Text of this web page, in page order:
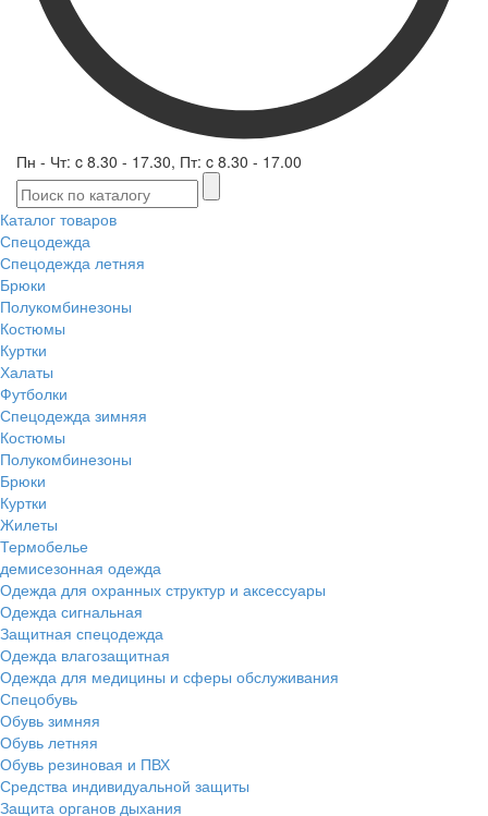
Пн - Чт: c 8.30 - 17.30, Пт: c 8.30 - 17.00
Каталог товаров
Спецодежда
Спецодежда летняя
Брюки
Полукомбинезоны
Костюмы
Куртки
Халаты
Футболки
Спецодежда зимняя
Костюмы
Полукомбинезоны
Брюки
Куртки
Жилеты
Термобелье
демисезонная одежда
Одежда для охранных структур и аксессуары
Одежда сигнальная
Защитная спецодежда
Одежда влагозащитная
Одежда для медицины и сферы обслуживания
Спецобувь
Обувь зимняя
Обувь летняя
Обувь резиновая и ПВХ
Средства индивидуальной защиты
Защита органов дыхания